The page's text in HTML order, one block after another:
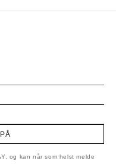
og kan når som helst melde